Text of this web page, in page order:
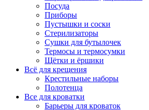
Посуда
Приборы
Пустышки и соски
Стерилизаторы
Сушки для бутылочек
Термосы и термосумки
Щётки и ёршики
Всё для крещения
Крестильные наборы
Полотенца
Все для кроватки
Барьеры для кроваток